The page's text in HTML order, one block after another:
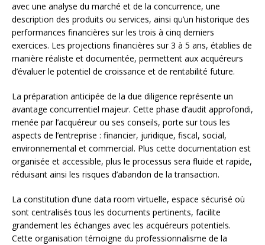
avec une analyse du marché et de la concurrence, une
description des produits ou services, ainsi qu’un historique des
performances financières sur les trois à cinq derniers
exercices. Les projections financières sur 3 à 5 ans, établies de
manière réaliste et documentée, permettent aux acquéreurs
d’évaluer le potentiel de croissance et de rentabilité future.
La préparation anticipée de la due diligence représente un
avantage concurrentiel majeur. Cette phase d’audit approfondi,
menée par l’acquéreur ou ses conseils, porte sur tous les
aspects de l’entreprise : financier, juridique, fiscal, social,
environnemental et commercial. Plus cette documentation est
organisée et accessible, plus le processus sera fluide et rapide,
réduisant ainsi les risques d’abandon de la transaction.
La constitution d’une data room virtuelle, espace sécurisé où
sont centralisés tous les documents pertinents, facilite
grandement les échanges avec les acquéreurs potentiels.
Cette organisation témoigne du professionnalisme de la